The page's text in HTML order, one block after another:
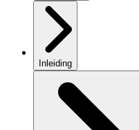
Inleiding